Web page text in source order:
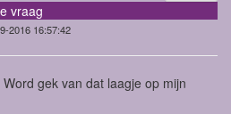
vraag
2016 16:57:42
gek van dat laagje op mijn